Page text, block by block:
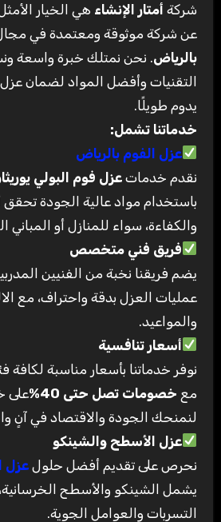
شركة أمتار الإنشاء هي الخيار
عن شركة موثوقة ومعتمدة في
بالرياض. نحن نمتلك خبرة واسعة
التقنيات وأفضل المواد لضمان
يدوم طويلًا.
خدماتنا تشمل:
عزل الفوم بالرياض
نقدم خدمات عزل فوم البولي
باستخدام مواد عالية الجودة تحقق
والكفاءة، سواء للمنازل أو المباني
فريق فني متخصص
يضم فريقنا نخبة من الفنيين
عمليات العزل بدقة واحتراف، مع
والمواعيد.
أسعار تنافسية
نوفر خدماتنا بأسعار مناسبة لكافة
مع خصومات تصل حتى 40 %على
لنمنحك الجودة والاقتصاد في آنٍ
عزل الأسطح والشينكو
نحرص على تقديم أفضل حلول عزل
يشمل الشينكو والأسطح
التسربات والعوامل الجوية.